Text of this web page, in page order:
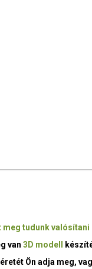
meg tudunk valósítani
van3D modell
Ön adja meg,